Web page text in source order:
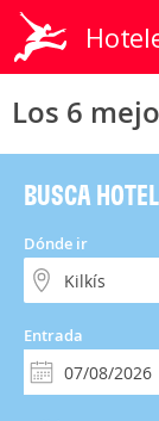
Los 6
BUSCA
Dónde ir
Entrada